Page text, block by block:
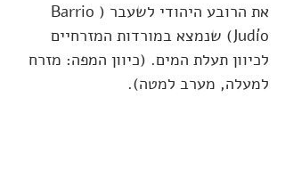
את הרובע היהודי לשעבר (Barrio
Judío) שנמצא במורדות המזרחיים
לכיוון תעלת המים. (כיוון המפה: מזרח
למעלה, מערב למטה).